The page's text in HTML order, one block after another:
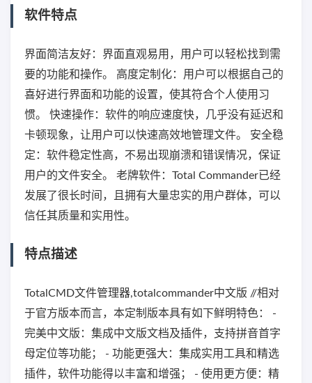
软件特点
界面简洁友好：界面直观易用，用户可以轻松找到需
要的功能和操作。 高度定制化：用户可以根据自己的
喜好进行界面和功能的设置，使其符合个人使用习
惯。 快速操作：软件的响应速度快，几乎没有延迟和
卡顿现象，让用户可以快速高效地管理文件。 安全稳
定：软件稳定性高，不易出现崩溃和错误情况，保证
用户的文件安全。 老牌软件：Total Commander已经
发展了很长时间，且拥有大量忠实的用户群体，可以
信任其质量和实用性。
特点描述
TotalCMD文件管理器,totalcommander中文版 //相对
于官方版本而言，本定制版本具有如下鲜明特色： -
完美中文版：集成中文版文档及插件，支持拼音首字
母定位等功能； - 功能更强大：集成实用工具和精选
插件，软件功能得以丰富和增强； - 使用更方便：精